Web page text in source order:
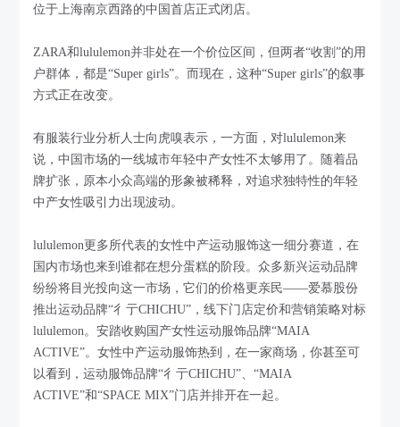
位于上海南京西路的中国首店正式闭店。
ZARA和lululemon并非处在一个价位区间，但两者“收割”的用
户群体，都是“Super girls”。而现在，这种“Super girls”的叙事
方式正在改变。
有服装行业分析人士向虎嗅表示，一方面，对lululemon来
说，中国市场的一线城市年轻中产女性不太够用了。随着品
牌扩张，原本小众高端的形象被稀释，对追求独特性的年轻
中产女性吸引力出现波动。
lululemon更多所代表的女性中产运动服饰这一细分赛道，在
国内市场也来到谁都在想分蛋糕的阶段。众多新兴运动品牌
纷纷将目光投向这一市场，它们的价格更亲民——爱慕股份
推出运动品牌“彳亍CHICHU”，线下门店定价和营销策略对标
lululemon。安踏收购国产女性运动服饰品牌“MAIA
ACTIVE”。女性中产运动服饰热到，在一家商场，你甚至可
以看到，运动服饰品牌“彳亍CHICHU”、“MAIA
ACTIVE”和“SPACE MIX”门店并排开在一起。